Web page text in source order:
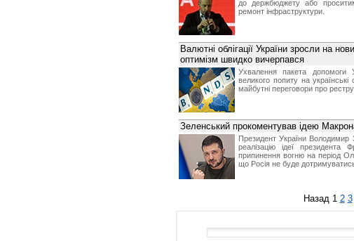
до держбюджету або
ремонт інфраструктури.
Валютні облігації України зросли на
оптимізм швидко вичерпався
Ухвалення пакета допомоги
великого попиту на
майбутні переговори про
Зеленський прокоментував ідею
Президент України Володимир
реалізацію ідеї
припинення вогню на період
що Росія не буде дотримуватись
Назад 1 2 3